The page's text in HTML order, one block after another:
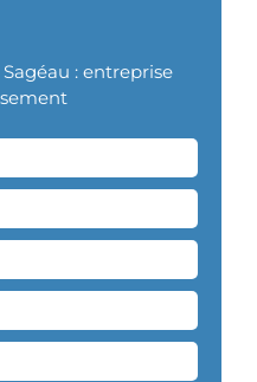
: entreprise